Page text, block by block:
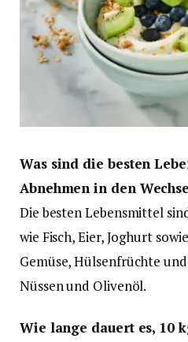
Was sind die besten
Abnehmen in den
Die besten Lebensmittel
wie Fisch, Eier, Joghurt
Gemüse, Hülsenfrüchte
Nüssen und Olivenöl.
Wie lange dauert es, 10